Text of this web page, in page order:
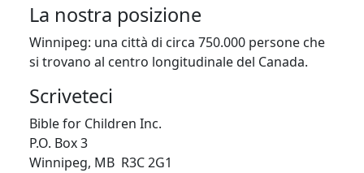
La nostra posizione
Winnipeg: una città di circa 750.000 persone che
si trovano al centro longitudinale del Canada.
Scriveteci
Bible for Children Inc.
P.O. Box 3
Winnipeg, MB R3C 2G1